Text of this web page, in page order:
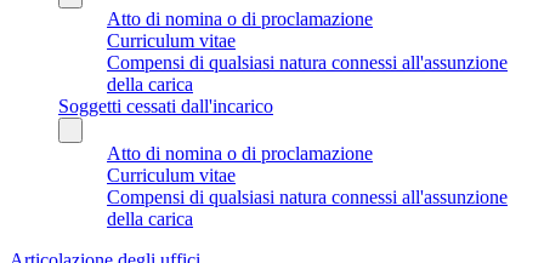
Atto di nomina o di proclamazione
Curriculum vitae
Compensi di qualsiasi natura connessi all'assunzione
della carica
Soggetti cessati dall'incarico
Atto di nomina o di proclamazione
Curriculum vitae
Compensi di qualsiasi natura connessi all'assunzione
della carica